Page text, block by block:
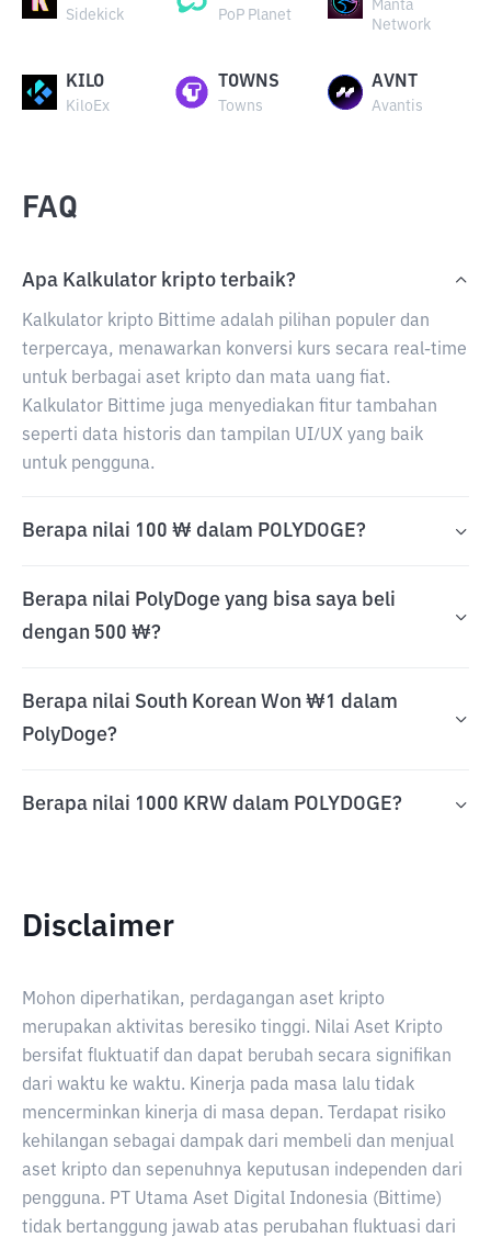
Sidekick PoP Planet
Manta
Network
KILO
KiloEx
TOWNS
Towns
AVNT
Avantis
FAQ
Apa Kalkulator kripto terbaik?
Kalkulator kripto Bittime adalah pilihan populer dan
terpercaya, menawarkan konversi kurs secara real-time
untuk berbagai aset kripto dan mata uang fiat.
Kalkulator Bittime juga menyediakan fitur tambahan
seperti data historis dan tampilan UI/UX yang baik
untuk pengguna.
Berapa nilai 100 ₩ dalam POLYDOGE?
Berapa nilai PolyDoge yang bisa saya beli
dengan 500 ₩?
Berapa nilai South Korean Won ₩1 dalam
PolyDoge?
Berapa nilai 1000 KRW dalam POLYDOGE?
Disclaimer
Mohon diperhatikan, perdagangan aset kripto
merupakan aktivitas beresiko tinggi. Nilai Aset Kripto
bersifat fluktuatif dan dapat berubah secara signifikan
dari waktu ke waktu. Kinerja pada masa lalu tidak
mencerminkan kinerja di masa depan. Terdapat risiko
kehilangan sebagai dampak dari membeli dan menjual
aset kripto dan sepenuhnya keputusan independen dari
pengguna. PT Utama Aset Digital Indonesia (Bittime)
tidak bertanggung jawab atas perubahan fluktuasi dari